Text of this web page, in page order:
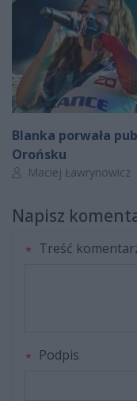
Blanka porwała
Orońsku
Autor artykułu:
Maciej Ławrynowicz
Napisz
Treść
Podpis